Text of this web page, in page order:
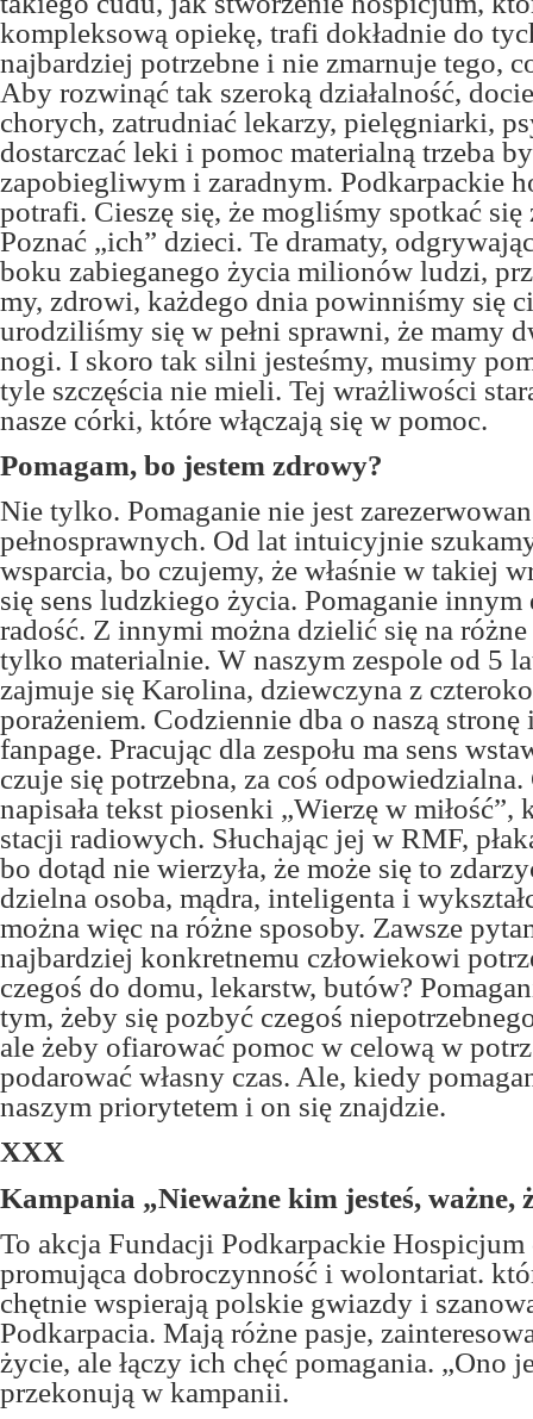
kompleksową opiekę, trafi dokładnie do
najbardziej potrzebne i nie zmarnuje tego,
Aby rozwinąć tak szeroką działalność,
chorych, zatrudniać lekarzy, pielęgniarki,
dostarczać leki i pomoc materialną trzeba
zapobiegliwym i zaradnym. Podkarpackie
potrafi. Cieszę się, że mogliśmy spotkać
Poznać „ich” dzieci. Te dramaty,
boku zabieganego życia milionów ludzi,
my, zdrowi, każdego dnia powinniśmy się
urodziliśmy się w pełni sprawni, że mamy
nogi. I skoro tak silni jesteśmy, musimy
tyle szczęścia nie mieli. Tej wrażliwości
nasze córki, które włączają się w pomoc.
Pomagam, bo jestem zdrowy?
Nie tylko. Pomaganie nie jest
pełnosprawnych. Od lat intuicyjnie
wsparcia, bo czujemy, że właśnie w takiej
się sens ludzkiego życia. Pomaganie
radość. Z innymi można dzielić się na
tylko materialnie. W naszym zespole od 5
zajmuje się Karolina, dziewczyna z
porażeniem. Codziennie dba o naszą stronę
fanpage. Pracując dla zespołu ma sens
czuje się potrzebna, za coś
napisała tekst piosenki „Wierzę w miłość”,
stacji radiowych. Słuchając jej w RMF,
bo dotąd nie wierzyła, że może się to
dzielna osoba, mądra, inteligenta i
można więc na różne sposoby. Zawsze
najbardziej konkretnemu człowiekowi
czegoś do domu, lekarstw, butów?
tym, żeby się pozbyć czegoś
ale żeby ofiarować pomoc w celową w
podarować własny czas. Ale, kiedy
naszym priorytetem i on się znajdzie.
XXX
Kampania „Nieważne kim jesteś, ważne,
To akcja Fundacji Podkarpackie
promująca dobroczynność i wolontariat.
chętnie wspierają polskie gwiazdy i
Podkarpacia. Mają różne pasje,
życie, ale łączy ich chęć pomagania. „Ono
przekonują w kampanii.